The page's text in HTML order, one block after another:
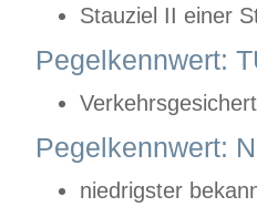
Stauziel II einer
Pegelkennwert:
Pegelkennwert:
niedrigster